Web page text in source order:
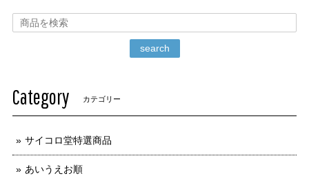
search
Category カテゴリー
サイコロ堂特選商品
あいうえお順